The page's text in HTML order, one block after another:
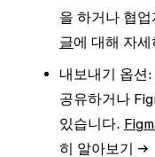
을 하거나 협
글에 대해 자
내보내기 옵션
공유하거나
있습니다.
히 알아보기 →